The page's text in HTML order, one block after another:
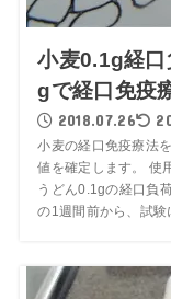
小麦0.1g経口
gで経口免疫
2018.07.26
小麦の経口免疫療法
値を確定します。 使
うどん0.1gの経口負
の1週間前から、試験